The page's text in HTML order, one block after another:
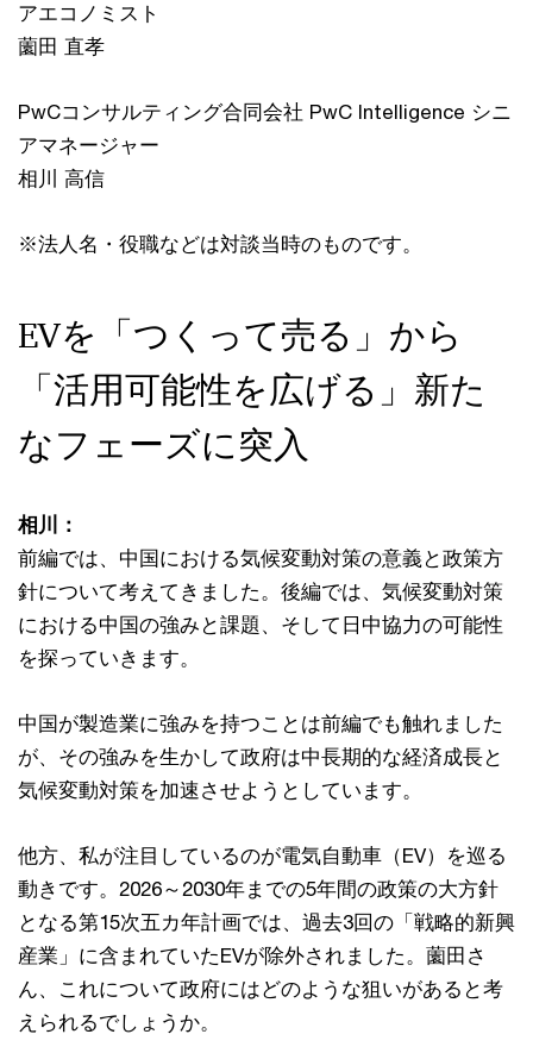
アエコノミスト
薗田 直孝
PwCコンサルティング合同会社 PwC Intelligence シニ
アマネージャー
相川 高信
※法人名・役職などは対談当時のものです。
EVを「つくって売る」から
「活用可能性を広げる」新た
なフェーズに突入
相川：
前編では、中国における気候変動対策の意義と政策方
針について考えてきました。後編では、気候変動対策
における中国の強みと課題、そして日中協力の可能性
を探っていきます。
中国が製造業に強みを持つことは前編でも触れました
が、その強みを生かして政府は中長期的な経済成長と
気候変動対策を加速させようとしています。
他方、私が注目しているのが電気自動車（EV）を巡る
動きです。2026～2030年までの5年間の政策の大方針
となる第15次五カ年計画では、過去3回の「戦略的新興
産業」に含まれていたEVが除外されました。薗田さ
ん、これについて政府にはどのような狙いがあると考
えられるでしょうか。